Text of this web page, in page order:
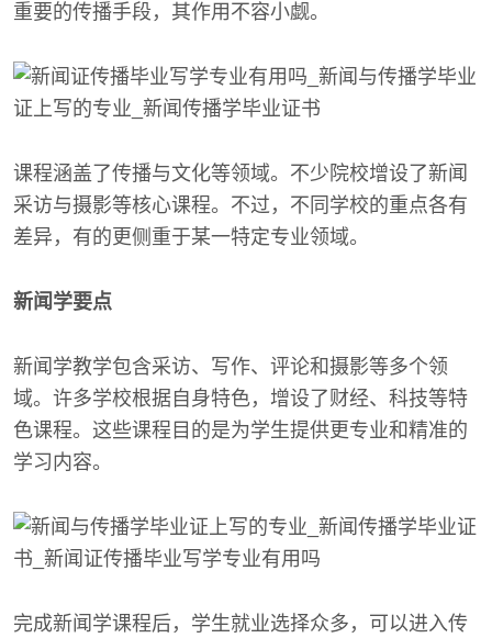
重要的传播手段，其作用不容小觑。
课程涵盖了传播与文化等领域。不少院校增设了新闻
采访与摄影等核心课程。不过，不同学校的重点各有
差异，有的更侧重于某一特定专业领域。
新闻学要点
新闻学教学包含采访、写作、评论和摄影等多个领
域。许多学校根据自身特色，增设了财经、科技等特
色课程。这些课程目的是为学生提供更专业和精准的
学习内容。
完成新闻学课程后，学生就业选择众多，可以进入传